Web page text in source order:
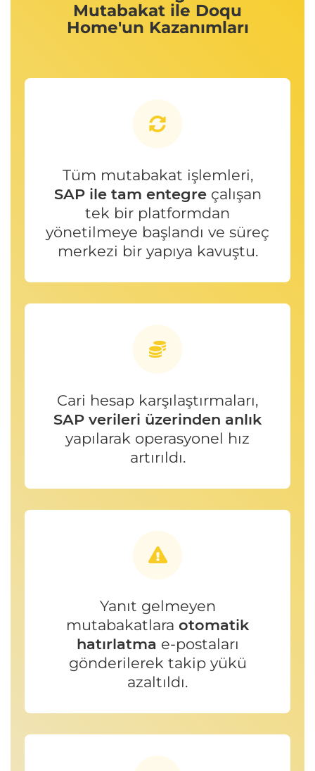
Mutabakat ile Doqu
Home'un Kazanımları
Tüm mutabakat işlemleri,
SAP ile tam entegreçalışan
tek bir platformdan
yönetilmeye başlandı ve süreç
merkezi bir yapıya kavuştu.
Cari hesap karşılaştırmaları,
SAP verileri üzerinden anlık
yapılarak operasyonel hız
artırıldı.
Yanıt gelmeyen
mutabakatlara otomatik
hatırlatma e-postaları
gönderilerek takip yükü
azaltıldı.